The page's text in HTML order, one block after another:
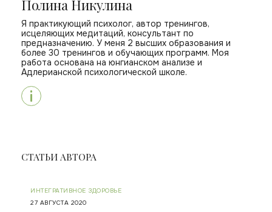
Полина Никулина
Я практикующий психолог, автор тренингов,
исцеляющих медитаций, консультант по
предназначению. У меня 2 высших образования и
более 30 тренингов и обучающих программ. Моя
работа основана на юнгианском анализе и
Адлерианской психологической школе.
СТАТЬИ АВТОРА
ИНТЕГРАТИВНОЕ ЗДОРОВЬЕ
27 АВГУСТА 2020